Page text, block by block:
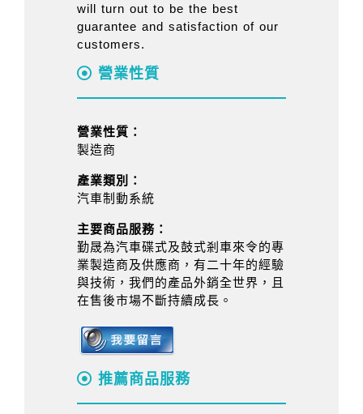
will turn out to be the best
guarantee and satisfaction of our
customers.
營業性質
營業性質：
製造商
產業類別：
汽車制動系統
主要商品服務：
勤晟為汽車碟式及鼓式剎車來令的專
業製造商及供應商，有二十年的經驗
與技術，我們的產品外銷全世界，且
在售後市場不斷持續成長。
推薦商品服務